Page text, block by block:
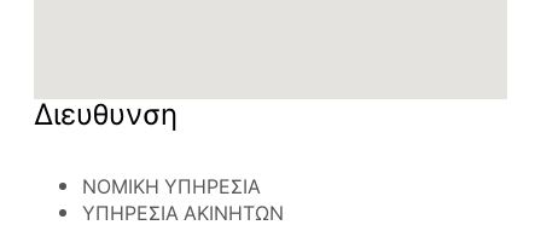
Διευθυνση
ΝΟΜΙΚΗ ΥΠΗΡΕΣΙΑ
ΥΠΗΡΕΣΙΑ ΑΚΙΝΗΤΩΝ